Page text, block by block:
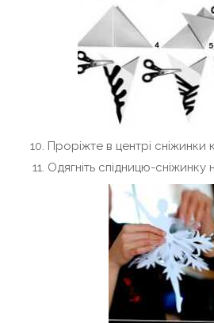
Проріжте в центрі сніжинки
Одягніть спідницю-сніжинку